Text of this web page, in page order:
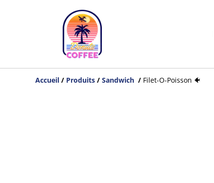
Accueil / Produits / Sandwich / Filet-O-Poisson 🐠